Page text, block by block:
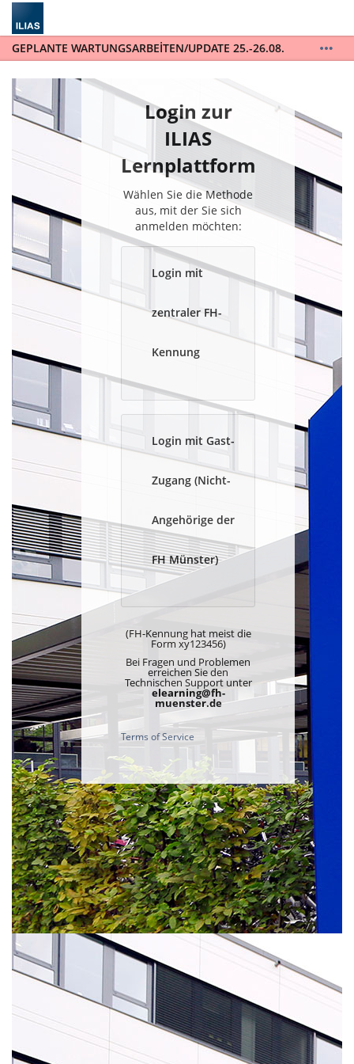
GEPLANTE WARTUNGSARBEITEN/UPDATE 25.-26.08.
ILIAS wird auf die Version 10 upgedatet. ILIAS steht
während der gesamten Wartungsarbeiten vom
25.-26.08. nicht zur Verfügung. / ILIAS will be
updated to version 10 and will not be available for
the entire scheduled maintenance from August 25th
to August 26th.
Login zur
ILIAS
Lernplattform
Wählen Sie die Methode
aus, mit der Sie sich
anmelden möchten:
Login mit
zentraler FH-
Kennung
Login mit Gast-
Zugang (Nicht-
Angehörige der
FH Münster)
(FH-Kennung hat meist die
Form xy123456)
Bei Fragen und Problemen
erreichen Sie den
Technischen Support unter
elearning@fh-
muenster.de
Terms of Service